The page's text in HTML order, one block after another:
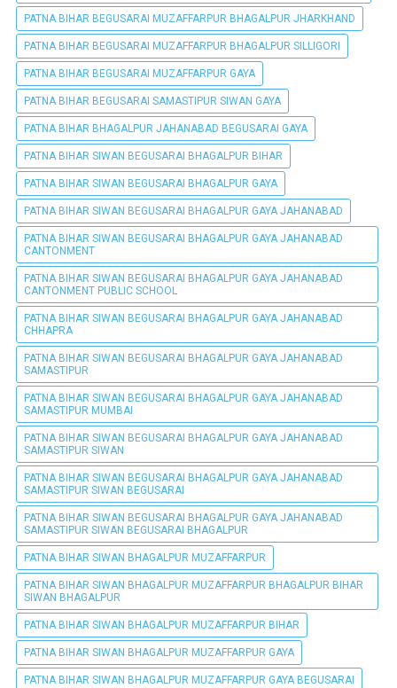
PATNA BIHAR BEGUSARAI MUZAFFARPUR BHAGALPUR JHARKHAND
PATNA BIHAR BEGUSARAI MUZAFFARPUR BHAGALPUR SILLIGORI
PATNA BIHAR BEGUSARAI MUZAFFARPUR GAYA
PATNA BIHAR BEGUSARAI SAMASTIPUR SIWAN GAYA
PATNA BIHAR BHAGALPUR JAHANABAD BEGUSARAI GAYA
PATNA BIHAR SIWAN BEGUSARAI BHAGALPUR BIHAR
PATNA BIHAR SIWAN BEGUSARAI BHAGALPUR GAYA
PATNA BIHAR SIWAN BEGUSARAI BHAGALPUR GAYA JAHANABAD
PATNA BIHAR SIWAN BEGUSARAI BHAGALPUR GAYA JAHANABAD
CANTONMENT
PATNA BIHAR SIWAN BEGUSARAI BHAGALPUR GAYA JAHANABAD
CANTONMENT PUBLIC SCHOOL
PATNA BIHAR SIWAN BEGUSARAI BHAGALPUR GAYA JAHANABAD
CHHAPRA
PATNA BIHAR SIWAN BEGUSARAI BHAGALPUR GAYA JAHANABAD
SAMASTIPUR
PATNA BIHAR SIWAN BEGUSARAI BHAGALPUR GAYA JAHANABAD
SAMASTIPUR MUMBAI
PATNA BIHAR SIWAN BEGUSARAI BHAGALPUR GAYA JAHANABAD
SAMASTIPUR SIWAN
PATNA BIHAR SIWAN BEGUSARAI BHAGALPUR GAYA JAHANABAD
SAMASTIPUR SIWAN BEGUSARAI
PATNA BIHAR SIWAN BEGUSARAI BHAGALPUR GAYA JAHANABAD
SAMASTIPUR SIWAN BEGUSARAI BHAGALPUR
PATNA BIHAR SIWAN BHAGALPUR MUZAFFARPUR
PATNA BIHAR SIWAN BHAGALPUR MUZAFFARPUR BHAGALPUR BIHAR
SIWAN BHAGALPUR
PATNA BIHAR SIWAN BHAGALPUR MUZAFFARPUR BIHAR
PATNA BIHAR SIWAN BHAGALPUR MUZAFFARPUR GAYA
PATNA BIHAR SIWAN BHAGALPUR MUZAFFARPUR GAYA BEGUSARAI